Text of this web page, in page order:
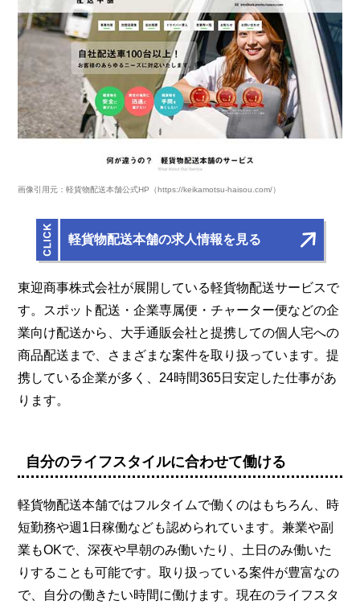
画像引用元：軽貨物配送本舗公式HP（https://keikamotsu-haisou.com/）
軽貨物配送本舗の求人情報を見る
東迎商事株式会社が展開している軽貨物配送サービスで
す。スポット配送・企業専属便・チャーター便などの企
業向け配送から、大手通販会社と提携しての個人宅への
商品配送まで、さまざまな案件を取り扱っています。提
携している企業が多く、24時間365日安定した仕事があ
ります。
自分のライフスタイルに合わせて働ける
軽貨物配送本舗ではフルタイムで働くのはもちろん、時
短勤務や週1日稼働なども認められています。兼業や副
業もOKで、深夜や早朝のみ働いたり、土日のみ働いた
りすることも可能です。取り扱っている案件が豊富なの
で、自分の働きたい時間に働けます。現在のライフスタ